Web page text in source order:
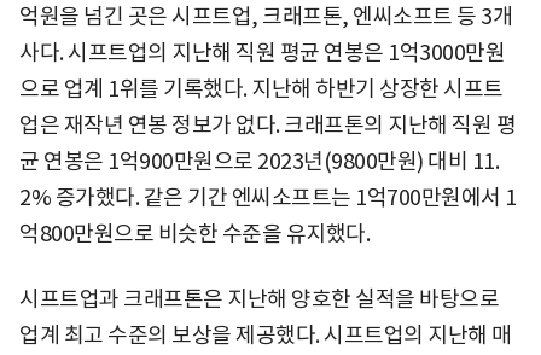
억원을 넘긴 곳은 시프트업, 크래프톤, 엔씨소프트 등 3개
사다. 시프트업의 지난해 직원 평균 연봉은 1억3000만원
으로 업계 1위를 기록했다. 지난해 하반기 상장한 시프트
업은 재작년 연봉 정보가 없다. 크래프톤의 지난해 직원 평
균 연봉은 1억900만원으로 2023년(9800만원) 대비 11.
2% 증가했다. 같은 기간 엔씨소프트는 1억700만원에서 1
억800만원으로 비슷한 수준을 유지했다.
시프트업과 크래프톤은 지난해 양호한 실적을 바탕으로
업계 최고 수준의 보상을 제공했다. 시프트업의 지난해 매